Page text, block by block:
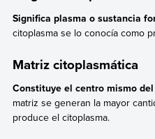
Significa plasma o sustancia
citoplasma se lo conocía como
Matriz citoplasmática
Constituye el centro mismo
matriz se generan la mayor
produce el citoplasma.